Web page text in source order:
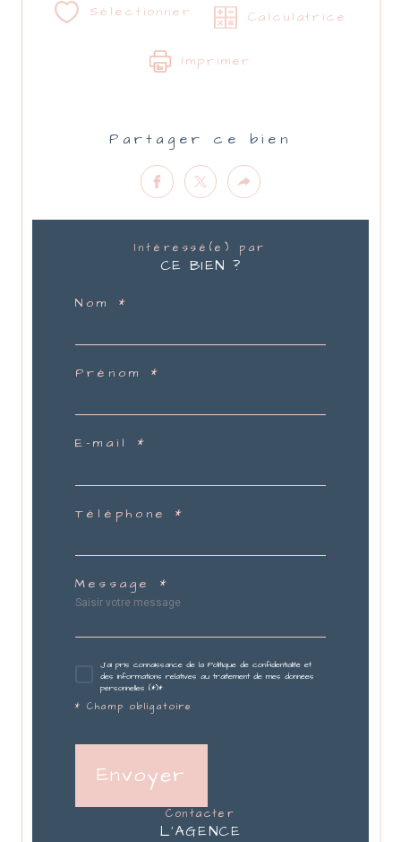
Sélectionner Calculatrice
Imprimer
Partager ce bien
Intéressé(e) par
CE BIEN ?
Nom *
Prénom *
E-mail *
Téléphone *
Message *
J'ai pris connaissance de la Politique de confidentialité et
des informations relatives au traitement de mes données
personnelles (*)*
* Champ obligatoire
Envoyer
contacter
L'AGENCE